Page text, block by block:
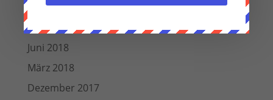
August 2018
Juli 2018
Juni 2018
März 2018
Dezember 2017